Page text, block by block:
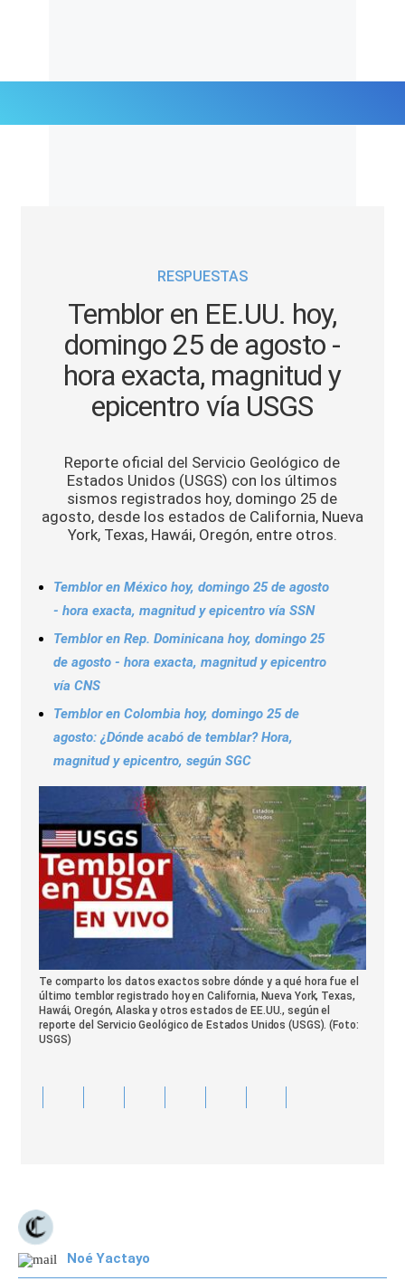
Tendencias Mix
RESPUESTAS
Temblor en EE.UU. hoy,
domingo 25 de agosto -
hora exacta, magnitud y
epicentro vía USGS
Reporte oficial del Servicio Geológico de
Estados Unidos (USGS) con los últimos
sismos registrados hoy, domingo 25 de
agosto, desde los estados de California, Nueva
York, Texas, Hawái, Oregón, entre otros.
Temblor en México hoy, domingo 25 de agosto
- hora exacta, magnitud y epicentro vía SSN
Temblor en Rep. Dominicana hoy, domingo 25
de agosto - hora exacta, magnitud y epicentro
vía CNS
Temblor en Colombia hoy, domingo 25 de
agosto: ¿Dónde acabó de temblar? Hora,
magnitud y epicentro, según SGC
Te comparto los datos exactos sobre dónde y a qué hora fue el
último temblor registrado hoy en California, Nueva York, Texas,
Hawái, Oregón, Alaska y otros estados de EE.UU., según el
reporte del Servicio Geológico de Estados Unidos (USGS). (Foto:
USGS)
Noé Yactayo